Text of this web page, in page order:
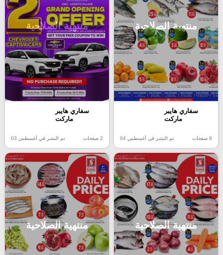
منتهية الصلاحية
سفاري هايبر
ماركت
8 صفحات تم النشر في أغسطس 04
منتهية الصلاحية
سفاري هايبر
ماركت
2 صفحات تم النشر في أغسطس 03
منتهية الصلاحية منتهية الصلاحية